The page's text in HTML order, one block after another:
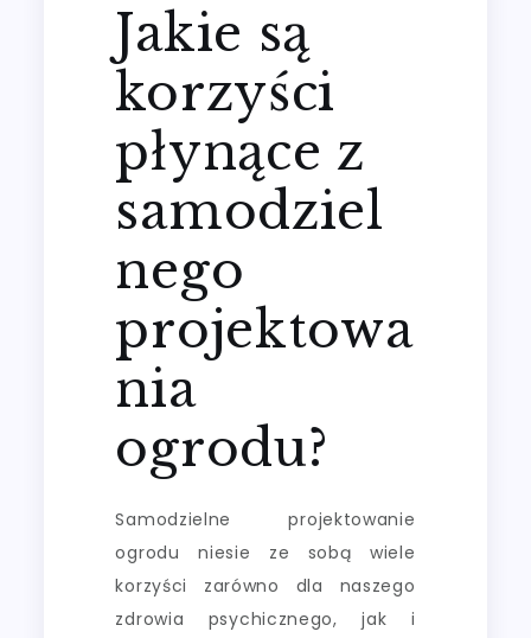
Jakie są
korzyści
płynące z
samodziel
nego
projektowa
nia
ogrodu?
Samodzielne projektowanie
ogrodu niesie ze sobą wiele
korzyści zarówno dla naszego
zdrowia psychicznego, jak i